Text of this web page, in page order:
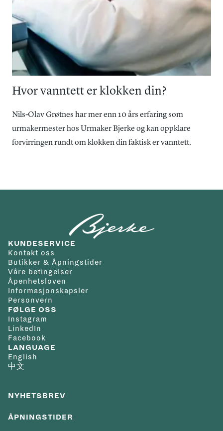
Hvor vanntett er klokken din?
Nils-Olav Grøtnes har mer enn 10 års erfaring som
urmakermester hos Urmaker Bjerke og kan oppklare
forvirringen rundt om klokken din faktisk er vanntett.
KUNDESERVICE
Kontakt oss
Butikker & Åpningstider
Våre betingelser
Åpenhetsloven
Informasjonskapsler
Personvern
FØLGE OSS
Instagram
LinkedIn
Facebook
LANGUAGE
English
中文
NYHETSBREV
ÅPNINGSTIDER